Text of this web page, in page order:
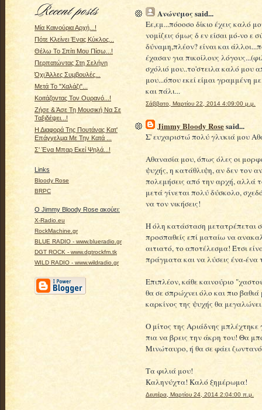
Μία Καινούρια Αρχή...!
Πότε Κλείνει Ένας Κύκλος...
Θέλω Το Σπίτι Μου Πίσω...!
Περπατώντας Στη Σελήνη
Όχι Άλλες Συμβουλές...
Μετά Το "Χαλάζι"...
Κοιτάζοντας Τον Ουρανό...!
Ζήσε & Άσε Τη Μουσική Να Σε
Ταξιδέψει...!
Η Διαφορά Της Πουτάνας Κατ'
Επάγγελμα Με Την Κατά ...
Σ' Ένα Μπαρ Εκεί Ψηλά...!
Links
Bloody Rose
BRPC
Ο Jimmy Bloody Rose ακούει:
X-Radio.eu
RockMachine.gr
BLUE RADIO - www.blueradio.gr
DGT ROCK - www.dgtrockfm.tk
WILD RADIO - www.wildradio.gr
Ανώνυμος said...
Εε,εμ...πόοοσο δίκιο έχεις καλό
νομίζεις όμως δ εν είσαι μό-νο
δύναμη,πλέον? είναι και
έχασαν για πικοίλους
σχόλιό μου..το'στειλα καλό μου
μου...όπου εκεί είμαι γραμμένη
και πάλι...
Σάββατο, Μαρτίου 22, 2014 4:09:00 μ.μ.
Jimmy Bloody Rosesaid...
Σ' ευχαριστώ πολύ γλυκιά μου
Αθανασία μου, όπως όλες οι
ψυχής, η κατάθλιψη, αν δεν τον
πολεμήσεις από την αρχή, αλλά
μετά γίνεται πολύ δύσκολο,
να τον νικήσεις!
Η όλη κατάσταση μετατρέπεται
προσπαθείς επί ματαίω να
αιτιατό, το αποτέλεσμα! Έτσι
πράγματα και να λύσεις ένα-
Επιπλέον, κάθε καινούριο
θα σε σπρώχνει όλο και πιο
καρκίνος της ψυχής θα
Ο μίτος της Αριάδνης
πια να βρεις την άκρη του! Θα
Μινώταυρο, ή θα σε φάει
Τα φιλιά μου!
Καληνύχτα! Καλό ξημέρωμα!
Δευτέρα, Μαρτίου 24, 2014 2:04:00 π.μ.